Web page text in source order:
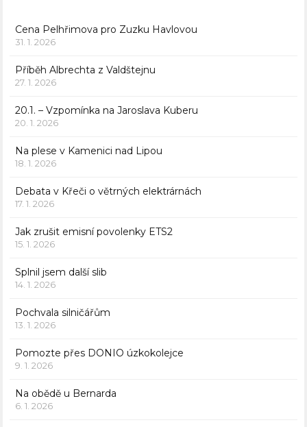
Cena Pelhřimova pro Zuzku Havlovou
31. 1. 2026
Příběh Albrechta z Valdštejnu
27. 1. 2026
20.1. – Vzpomínka na Jaroslava Kuberu
20. 1. 2026
Na plese v Kamenici nad Lipou
18. 1. 2026
Debata v Křeči o větrných elektrárnách
17. 1. 2026
Jak zrušit emisní povolenky ETS2
15. 1. 2026
Splnil jsem další slib
14. 1. 2026
Pochvala silničářům
13. 1. 2026
Pomozte přes DONIO úzkokolejce
9. 1. 2026
Na obědě u Bernarda
6. 1. 2026